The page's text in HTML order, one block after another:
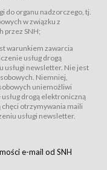
elektroniczną (Dz.U. z 2002
są nieodpłatnie.
do Serwisu jest otwarty dla
Serwisu jest zobowiązany
Serwisie oraz zamówienie
do tego formularza
dla wszystkich
Regulaminu.
postanowień Regulaminu
za
do organu nadzorczego, tj.
w związku z
przez SNH;
warunkiem zawarcia
usług drogą
usługi newsletter. Nie jest
Niemniej,
uniemożliwi
drogą elektroniczną
chęci otrzymywania maili
usługi newsletter.
e-mail od SNH